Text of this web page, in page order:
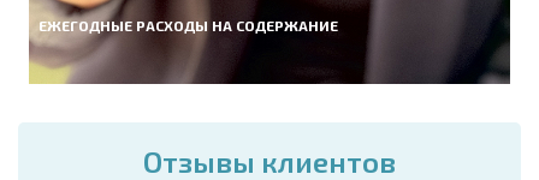
ЕЖЕГОДНЫЕ РАСХОДЫ НА СОДЕРЖАНИЕ
Отзывы клиентов